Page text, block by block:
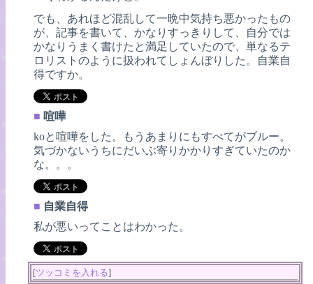
でも、あれほど混乱して一晩中気持ち悪かったもの
が、記事を書いて、かなりすっきりして、自分では
かなりうまく書けたと満足していたので、単なるテ
ロリストのように扱われてしょんぼりした。自業自
得ですか。
■ 喧嘩
koと喧嘩をした。もうあまりにもすべてがブルー。
気づかないうちにだいぶ寄りかかりすぎていたのか
な。。。
■ 自業自得
私が悪いってことはわかった。
[ツッコミを入れる]